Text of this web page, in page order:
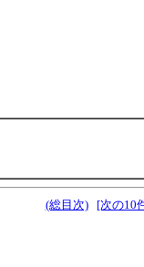
(総目次) [次の10